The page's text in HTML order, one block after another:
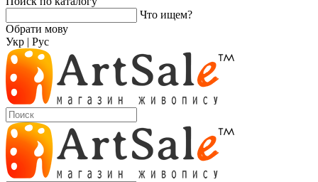
Что ищем?
Обрати мову
Укр | Рус